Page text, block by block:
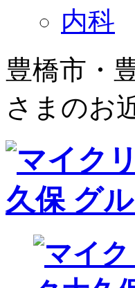
内科
豊橋市・
さまのお